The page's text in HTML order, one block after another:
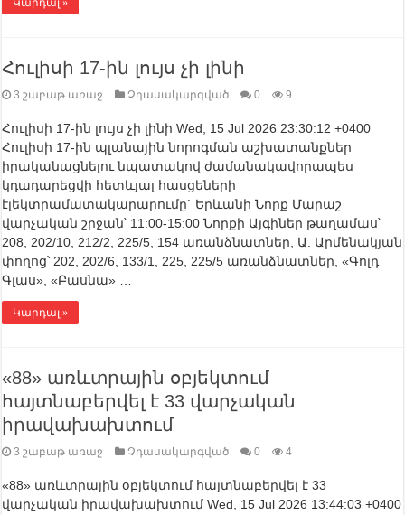
Կարդալ »
Հուլիսի 17-ին լույս չի լինի
3 շաբաթ առաջ Չդասակարգված 0 9
Հուլիսի 17-ին լույս չի լինի Wed, 15 Jul 2026 23:30:12 +0400
Հուլիսի 17-ին պլանային նորոգման աշխատանքներ
իրականացնելու նպատակով ժամանակավորապես
կդադարեցվի հետևյալ հասցեների
էլեկտրամատակարարումը` Երևանի Նորք Մարաշ
վարչական շրջան՝ 11:00-15:00 Նորքի Այգիներ թաղամաս՝
208, 202/10, 212/2, 225/5, 154 առանձնատներ, Ա. Արմենակյան
փողոց՝ 202, 202/6, 133/1, 225, 225/5 առանձնատներ, «Գոլդ
Գլաս», «Բասնա» …
Կարդալ »
«88» առևտրային օբյեկտում
հայտնաբերվել է 33 վարչական
իրավախախտում
3 շաբաթ առաջ Չդասակարգված 0 4
«88» առևտրային օբյեկտում հայտնաբերվել է 33
վարչական իրավախախտում Wed, 15 Jul 2026 13:44:03 +0400